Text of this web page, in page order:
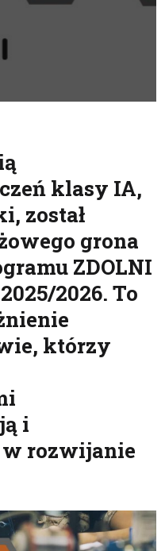
na FB
klasy IA,
został
grona
ZDOLNI
2026. To
którzy
i
rozwijanie